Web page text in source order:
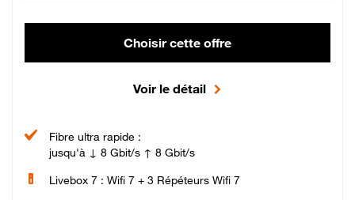
Choisir cette offre
Voir le détail
Fibre ultra rapide :
jusqu'à ↓ 8 Gbit/s ↑ 8 Gbit/s
Livebox 7 : Wifi 7 + 3 Répéteurs Wifi 7